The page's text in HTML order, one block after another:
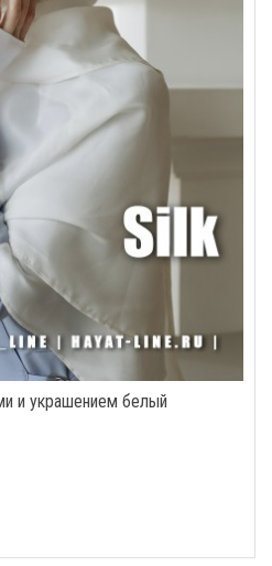
и украшением белый